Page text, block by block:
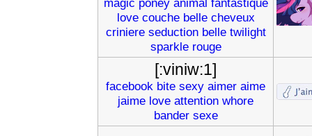
magic poney animal fantastique
love couche belle cheveux
criniere seduction belle twilight
sparkle rouge
[:viniw:1]
facebook bite sexy aimer aime
jaime love attention whore
bander sexe